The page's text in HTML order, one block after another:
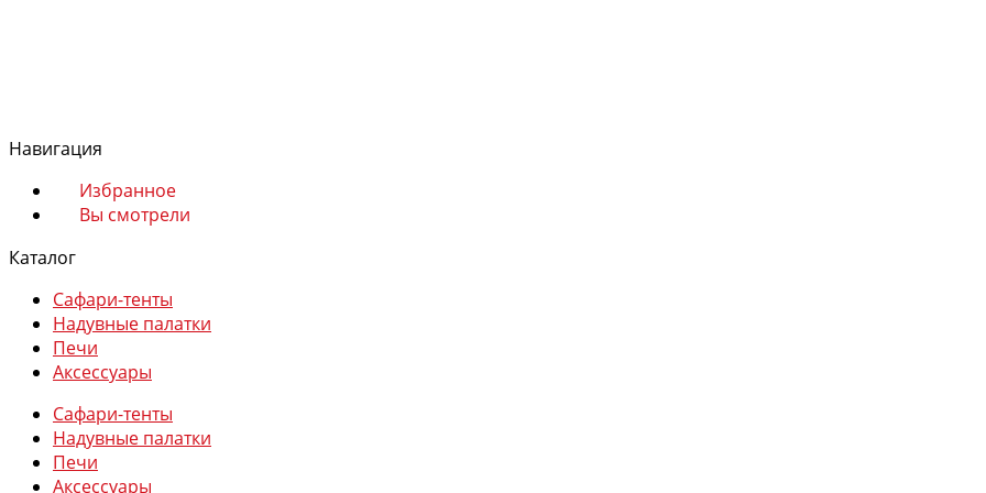
Печи
Аксессуары
Избранное
Вы смотрели
0
Навигация
Избранное
Вы смотрели
Каталог
Сафари-тенты
Надувные палатки
Печи
Аксессуары
Сафари-тенты
Надувные палатки
Печи
Аксессуары